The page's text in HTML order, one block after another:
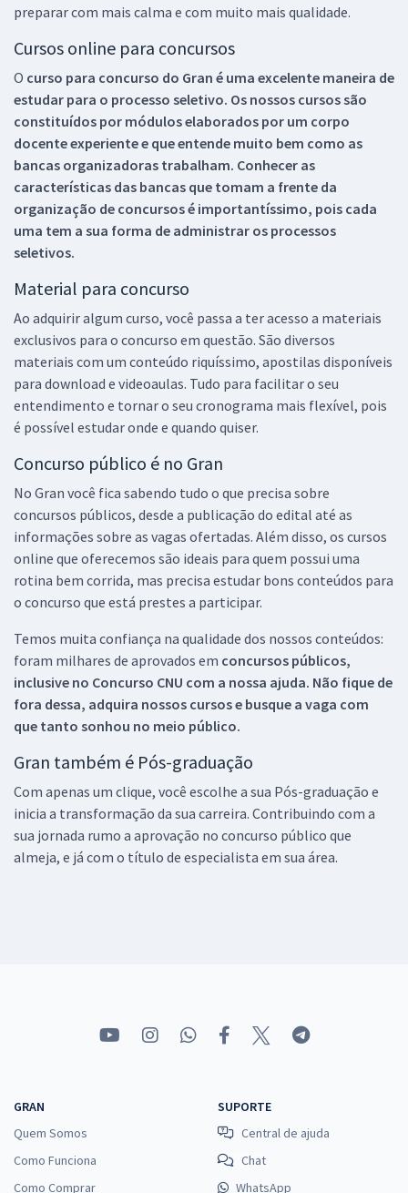
preparar com mais calma e com muito mais qualidade.
Cursos online para concursos
O curso para concurso do Gran é uma excelente maneira de
estudar para o processo seletivo. Os nossos cursos são
constituídos por módulos elaborados por um corpo
docente experiente e que entende muito bem como as
bancas organizadoras trabalham. Conhecer as
características das bancas que tomam a frente da
organização de concursos é importantíssimo, pois cada
uma tem a sua forma de administrar os processos
seletivos.
Material para concurso
Ao adquirir algum curso, você passa a ter acesso a materiais
exclusivos para o concurso em questão. São diversos
materiais com um conteúdo riquíssimo, apostilas disponíveis
para download e videoaulas. Tudo para facilitar o seu
entendimento e tornar o seu cronograma mais flexível, pois
é possível estudar onde e quando quiser.
Concurso público é no Gran
No Gran você fica sabendo tudo o que precisa sobre
concursos públicos, desde a publicação do edital até as
informações sobre as vagas ofertadas. Além disso, os cursos
online que oferecemos são ideais para quem possui uma
rotina bem corrida, mas precisa estudar bons conteúdos para
o concurso que está prestes a participar.
Temos muita confiança na qualidade dos nossos conteúdos:
foram milhares de aprovados em concursos públicos,
inclusive no Concurso CNU com a nossa ajuda. Não fique de
fora dessa, adquira nossos cursos e busque a vaga com
que tanto sonhou no meio público.
Gran também é Pós-graduação
Com apenas um clique, você escolhe a sua Pós-graduação e
inicia a transformação da sua carreira. Contribuindo com a
sua jornada rumo a aprovação no concurso público que
almeja, e já com o título de especialista em sua área.
GRAN
Quem Somos
Como Funciona
Como Comprar
SUPORTE
Central de ajuda
Chat
WhatsApp